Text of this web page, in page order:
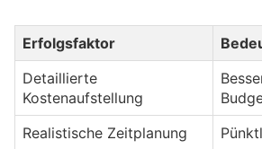
Erfolgsfaktor
Detaillierte
Kostenaufstellung
Realistische Zeitplanung